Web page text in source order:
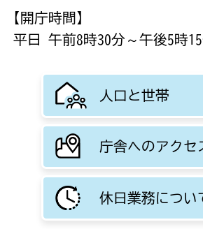
【開庁時間】
平日 午前8時30分～午後5時
人口と世帯
庁舎へのアクセ
休日業務につい